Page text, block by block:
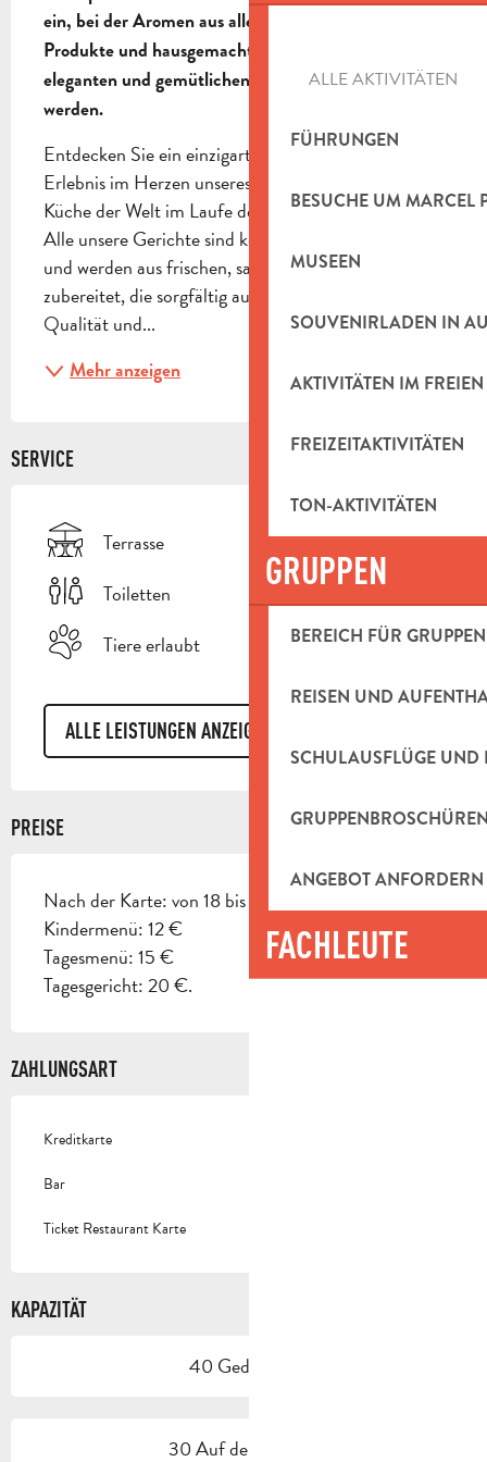
ALLE AKTIVITÄTEN
FÜHRUNGEN
BESUCHE UM MARCEL
MUSEEN
SOUVENIRLADEN IN
AKTIVITÄTEN IM FREIEN
FREIZEITAKTIVITÄTEN
TON-AKTIVITÄTEN
GRUPPEN
BEREICH FÜR GRUPPEN
REISEN UND
SCHULAUSFLÜGE UND
ANGEBOT ANFORDERN
FACHLEUTE
ein, bei der Aromen aus aller Welt, saisonale
Produkte und hausgemachte Spezialitäten in einem
eleganten und gemütlichen Ambiente kombiniert
werden.
Entdecken Sie ein einzigartiges kulinarisches
Erlebnis im Herzen unseres Restaurants, wo die
Küche der Welt im Laufe der Jahreszeiten variiert.
Alle unsere Gerichte sind komplett hausgemacht
und werden aus frischen, saisonalen Produkten
zubereitet, die sorgfältig ausgewählt wurden, um
Qualität und...
Mehr anzeigen
SERVICE
Terrasse
Toiletten
Tiere erlaubt
ALLE LEISTUNGEN ANZEIGEN
PREISE
Nach der Karte: von 18 bis 32 €
Kindermenü: 12 €
Tagesmenü: 15 €
Tagesgericht: 20 €.
ZAHLUNGSART
Kreditkarte
Bar
Ticket Restaurant Karte
KAPAZITÄT
40 Gedeck(e)
30 Auf der Terrasse